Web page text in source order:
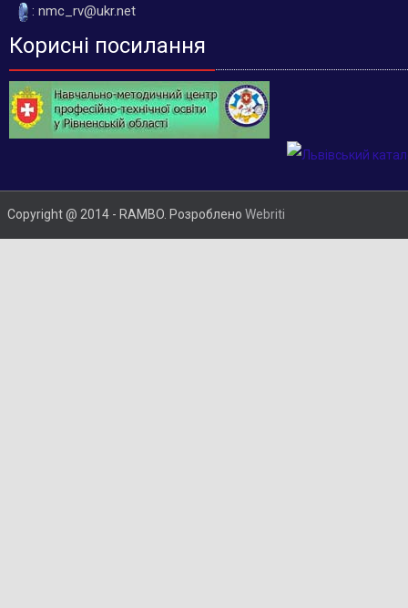
: nmc_rv@ukr.net
Корисні посилання
Copyright @ 2014 - RAMBO. Розроблено Webriti